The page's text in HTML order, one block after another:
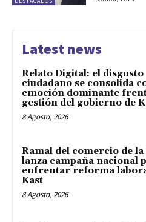
Latest news
Relato Digital: el disgusto
ciudadano se consolida
emoción dominante
gestión del gobierno de
8 Agosto, 2026
Ramal del comercio de la
lanza campaña nacional
enfrentar reforma
Kast
8 Agosto, 2026